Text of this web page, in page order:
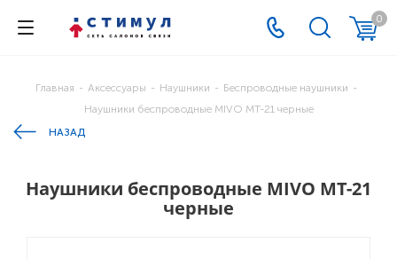
0
Главная - Аксессуары - Наушники - Беспроводные наушники -
Наушники беспроводные MIVO MT-21 черные
НАЗАД
Наушники беспроводные MIVO MT-21
черные